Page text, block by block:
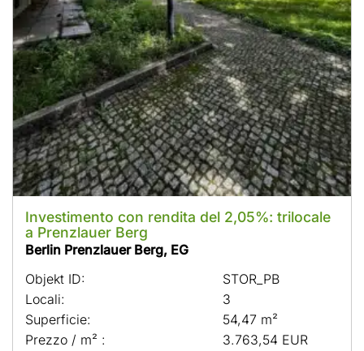
Investimento con rendita del 2,05%: trilocale
a Prenzlauer Berg
Berlin Prenzlauer Berg, EG
Objekt ID:
STOR_PB
Locali:
3
Superficie:
54,47 m²
Prezzo / m² :
3.763,54 EUR